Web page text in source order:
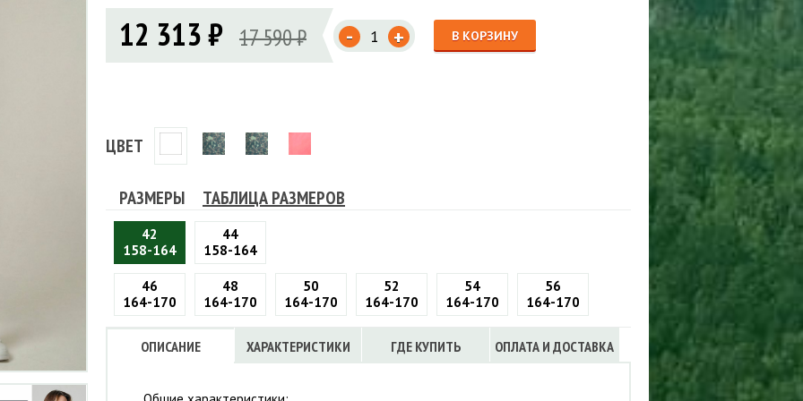
МЕМБРАННАЯ ОДЕЖДА
Флисовые брюки
Флисовые кофты
ЖИЛЕТЫ
ТРУСЫ
ЮБКИ, ПЛАТЬЯ
МЕБЕЛЬ
КОБУРЫ, ЧЕХЛЫ, РЕМНИ
КобурыОбложки, сумки
12 313 ₽ 17 590 ₽ - + В КОРЗИНУ
ЦВЕТ
РАЗМЕРЫ ТАБЛИЦА РАЗМЕРОВ
42
158-164
44
158-164
46
164-170
48
164-170
50
164-170
52
164-170
54
164-170
56
164-170
ОПИСАНИЕ ХАРАКТЕРИСТИКИ ГДЕ КУПИТЬ ОПЛАТА И ДОСТАВКА